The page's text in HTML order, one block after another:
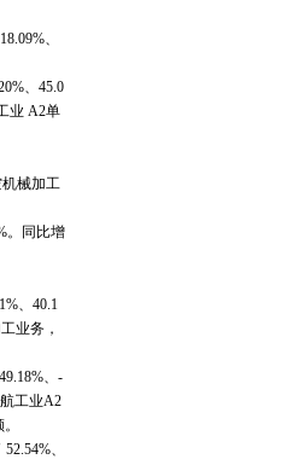
、
、45.0
业 A2单
械加工
。同比增
、40.1
业务，
、-
工业A2
、